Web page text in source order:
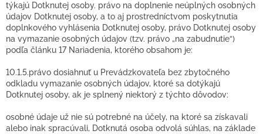
týkajú Dotknutej osoby. právo na doplnenie neúplných osobných
údajov Dotknutej osoby, a to aj prostredníctvom poskytnutia
doplnkového vyhlásenia Dotknutej osoby, právo Dotknutej osoby
na vymazanie osobných údajov (tzv. právo „na zabudnutie“)
podľa článku 17 Nariadenia, ktorého obsahom je:
10.1.5.právo dosiahnuť u Prevádzkovateľa bez zbytočného
odkladu vymazanie osobných údajov, ktoré sa dotýkajú
Dotknutej osoby, ak je splnený niektorý z týchto dôvodov:
osobné údaje už nie sú potrebné na účely, na ktoré sa získavali
alebo inak spracúvali, Dotknutá osoba odvolá súhlas, na základe